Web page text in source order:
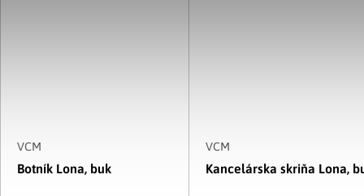
VCM
Botník Lona, buk
VCM
Kancelárska skriňa Lona,